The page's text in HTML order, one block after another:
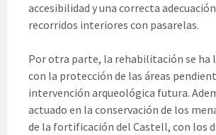
accesibilidad y una correcta
recorridos interiores con pasarelas.
Por otra parte, la rehabilitación se ha
con la protección de las áreas
intervención arqueológica futura.
actuado en la conservación de los
de la fortificación del Castell, con los